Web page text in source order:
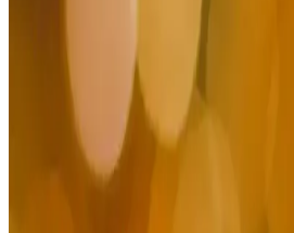
Erkek dış gömlekleri, şıklık ve
Trendler, seçim kriterleri ve stil
tarzınızı yansıtarak her ortamda fark
Erkek Giyiminde Mavi ve
Popülerliği ve Stil İpuçları